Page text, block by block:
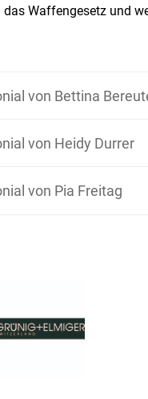
Waffengesetz und
von Bettina
von Heidy Durrer
von Pia Freitag